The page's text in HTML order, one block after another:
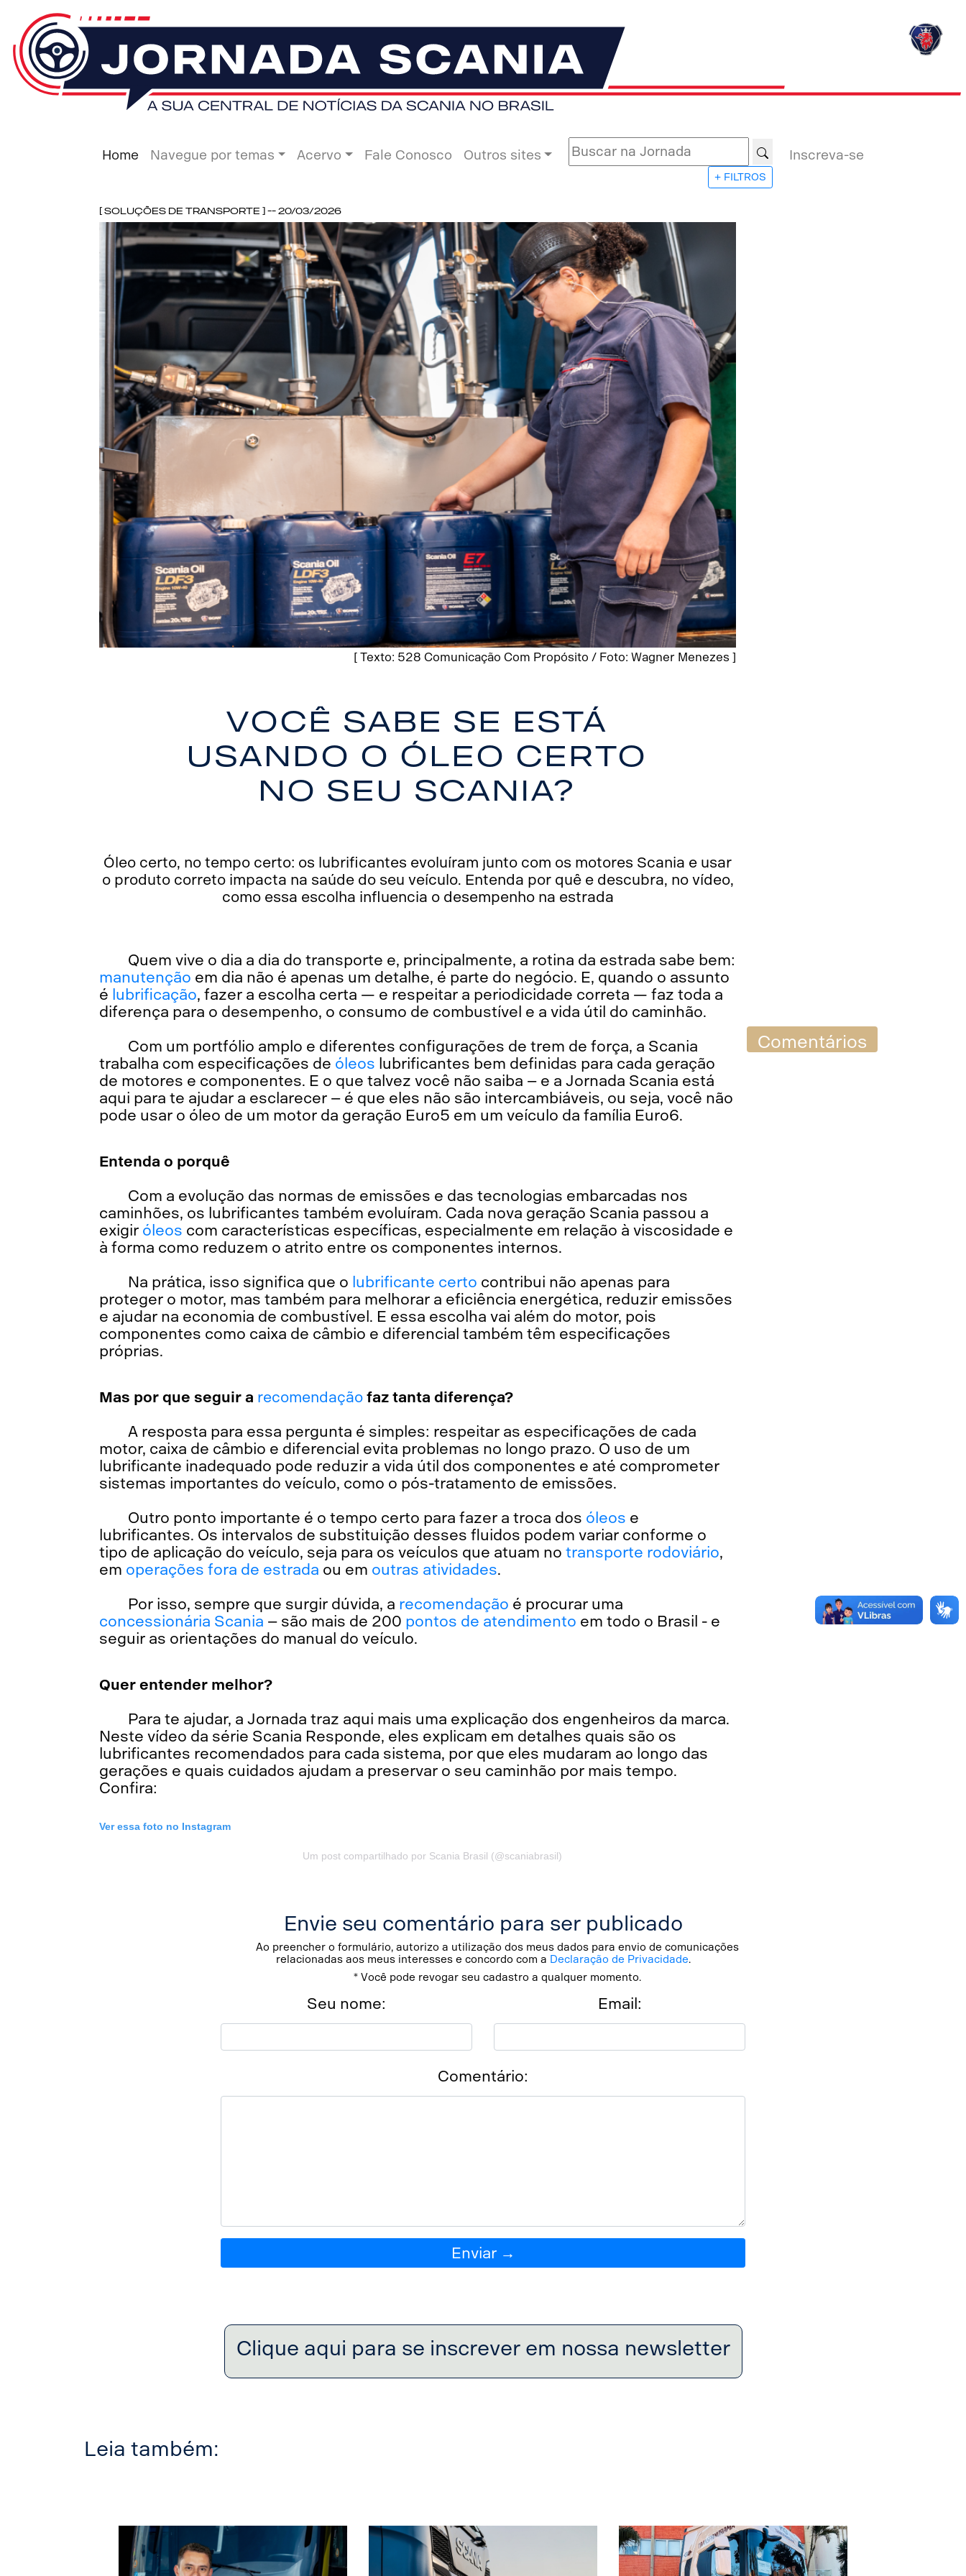
Home Navegue por temas Acervo Fale Conosco Outros sites
+ FILTROS
Inscreva-se
[ Soluções de Transporte ] -- 20/03/2026
[ Texto: 528 Comunicação Com Propósito / Foto: Wagner Menezes ]
Você sabe se está
usando o óleo certo
no seu Scania?
Óleo certo, no tempo certo: os lubrificantes evoluíram junto com os motores Scania e usar
o produto correto impacta na saúde do seu veículo. Entenda por quê e descubra, no vídeo,
como essa escolha influencia o desempenho na estrada
Quem vive o dia a dia do transporte e, principalmente, a rotina da estrada sabe bem:
manutenção em dia não é apenas um detalhe, é parte do negócio. E, quando o assunto
é lubrificação, fazer a escolha certa — e respeitar a periodicidade correta — faz toda a
diferença para o desempenho, o consumo de combustível e a vida útil do caminhão.
Com um portfólio amplo e diferentes configurações de trem de força, a Scania
trabalha com especificações de óleos lubrificantes bem definidas para cada geração
de motores e componentes. E o que talvez você não saiba – e a Jornada Scania está
aqui para te ajudar a esclarecer – é que eles não são intercambiáveis, ou seja, você não
pode usar o óleo de um motor da geração Euro5 em um veículo da família Euro6.
Entenda o porquê
Com a evolução das normas de emissões e das tecnologias embarcadas nos
caminhões, os lubrificantes também evoluíram. Cada nova geração Scania passou a
exigir óleos com características específicas, especialmente em relação à viscosidade e
à forma como reduzem o atrito entre os componentes internos.
Na prática, isso significa que o lubrificante certo contribui não apenas para
proteger o motor, mas também para melhorar a eficiência energética, reduzir emissões
e ajudar na economia de combustível. E essa escolha vai além do motor, pois
componentes como caixa de câmbio e diferencial também têm especificações
próprias.
Mas por que seguir a recomendação faz tanta diferença?
A resposta para essa pergunta é simples: respeitar as especificações de cada
motor, caixa de câmbio e diferencial evita problemas no longo prazo. O uso de um
lubrificante inadequado pode reduzir a vida útil dos componentes e até comprometer
sistemas importantes do veículo, como o pós-tratamento de emissões.
Outro ponto importante é o tempo certo para fazer a troca dos óleos e
lubrificantes. Os intervalos de substituição desses fluidos podem variar conforme o
tipo de aplicação do veículo, seja para os veículos que atuam no transporte rodoviário,
em operações fora de estrada ou em outras atividades.
Por isso, sempre que surgir dúvida, a recomendação é procurar uma
concessionária Scania – são mais de 200 pontos de atendimento em todo o Brasil - e
seguir as orientações do manual do veículo.
Quer entender melhor?
Para te ajudar, a Jornada traz aqui mais uma explicação dos engenheiros da marca.
Neste vídeo da série Scania Responde, eles explicam em detalhes quais são os
lubrificantes recomendados para cada sistema, por que eles mudaram ao longo das
gerações e quais cuidados ajudam a preservar o seu caminhão por mais tempo.
Confira:
Ver essa foto no Instagram
Um post compartilhado por Scania Brasil (@scaniabrasil)
Comentários
Envie seu comentário para ser publicado
Ao preencher o formulário, autorizo a utilização dos meus dados para envio de comunicações
relacionadas aos meus interesses e concordo com a Declaração de Privacidade.
* Você pode revogar seu cadastro a qualquer momento.
Seu nome: Email:
Comentário:
Enviar →
Clique aqui para se inscrever em nossa newsletter
Leia também: